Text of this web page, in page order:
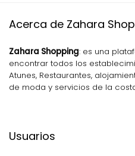
Acerca de Zahara
Zahara Shopping: es una
encontrar todos los
Atunes, Restaurantes,
de moda y servicios de la
Usuarios